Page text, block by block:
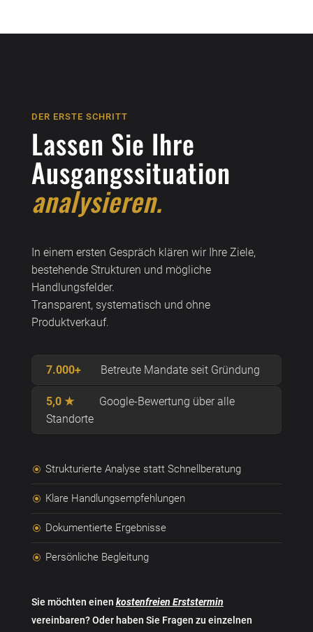
DER ERSTE SCHRITT
Lassen Sie Ihre
Ausgangssituation
analysieren.
In einem ersten Gespräch klären wir Ihre Ziele,
bestehende Strukturen und mögliche
Handlungsfelder.
Transparent, systematisch und ohne
Produktverkauf.
7.000+Betreute Mandate seit Gründung
5,0 ★Google-Bewertung über alle
Standorte
\ Strukturierte Analyse statt Schnellberatung
\ Klare Handlungsempfehlungen
\ Dokumentierte Ergebnisse
\ Persönliche Begleitung
Sie möchten einen kostenfreien Erststermin
vereinbaren? Oder haben Sie Fragen zu einzelnen